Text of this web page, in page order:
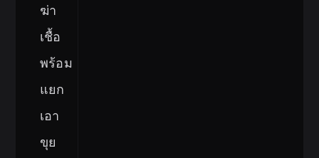
ฆ่า
เชื้อ
พร้อม
แยก
เอา
ขุย